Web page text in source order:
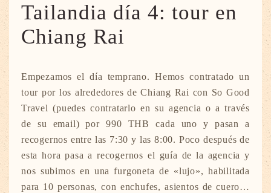
Tailandia día 4: tour en
Chiang Rai
Empezamos el día temprano. Hemos contratado un
tour por los alrededores de Chiang Rai con So Good
Travel (puedes contratarlo en su agencia o a través
de su email) por 990 THB cada uno y pasan a
recogernos entre las 7:30 y las 8:00. Poco después de
esta hora pasa a recogernos el guía de la agencia y
nos subimos en una furgoneta de «lujo», habilitada
para 10 personas, con enchufes, asientos de cuero…